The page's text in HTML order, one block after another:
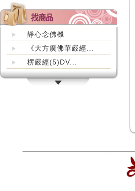
靜心念佛機
《大方廣佛華嚴經...
楞嚴經(5)DV...